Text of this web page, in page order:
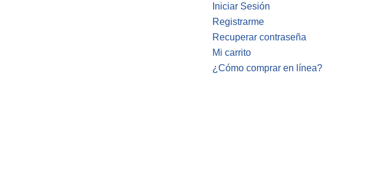
Iniciar Sesión
Registrarme
Recuperar contraseña
Mi carrito
¿Cómo comprar en línea?